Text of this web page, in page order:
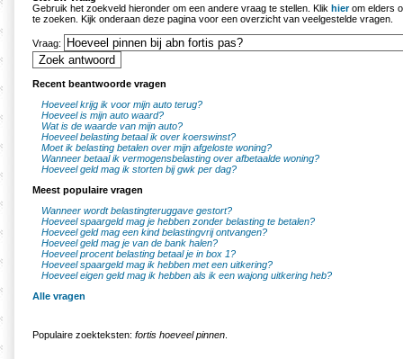
Gebruik het zoekveld hieronder om een andere vraag te stellen. Klik hierom elders
te zoeken. Kijk onderaan deze pagina voor een overzicht van veelgestelde vragen.
Vraag:
Recent beantwoorde vragen
Hoeveel krijg ik voor mijn auto terug?
Hoeveel is mijn auto waard?
Wat is de waarde van mijn auto?
Hoeveel belasting betaal ik over koerswinst?
Moet ik belasting betalen over mijn afgeloste woning?
Wanneer betaal ik vermogensbelasting over afbetaalde woning?
Hoeveel geld mag ik storten bij gwk per dag?
Meest populaire vragen
Wanneer wordt belastingteruggave gestort?
Hoeveel spaargeld mag je hebben zonder belasting te betalen?
Hoeveel geld mag een kind belastingvrij ontvangen?
Hoeveel geld mag je van de bank halen?
Hoeveel procent belasting betaal je in box 1?
Hoeveel spaargeld mag ik hebben met een uitkering?
Hoeveel eigen geld mag ik hebben als ik een wajong uitkering heb?
Alle vragen
Populaire zoekteksten: fortis hoeveel pinnen